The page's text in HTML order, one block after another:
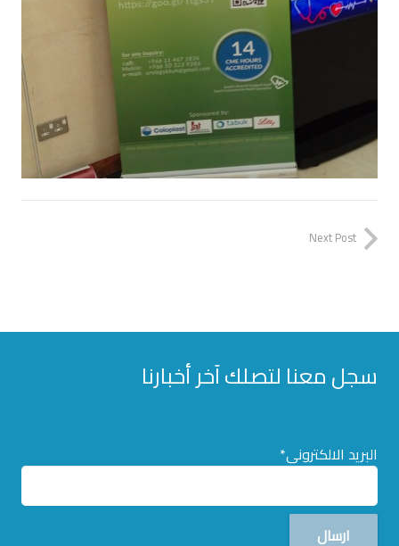
Next Post
سجل معنا لتصلك آخر أخبارنا
البريد الالكترونى*